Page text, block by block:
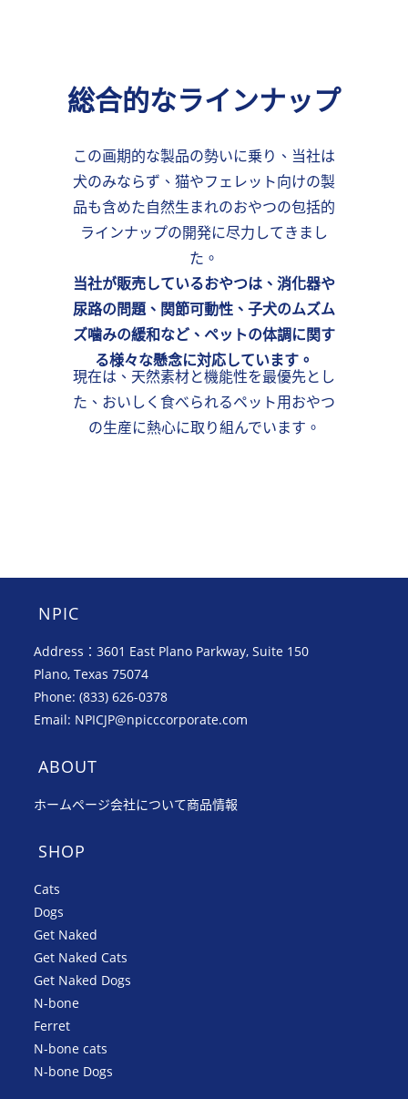
総合的なラインナップ
この画期的な製品の勢いに乗り、当社は
犬のみならず、猫やフェレット向けの製
品も含めた自然生まれのおやつの包括的
ラインナップの開発に尽力してきまし
た。
当社が販売しているおやつは、消化器や
尿路の問題、関節可動性、子犬のムズム
ズ噛みの緩和など、ペットの体調に関す
る様々な懸念に対応しています。
現在は、天然素材と機能性を最優先とし
た、おいしく食べられるペット用おやつ
の生産に熱心に取り組んでいます。
NPIC
Address：3601 East Plano Parkway, Suite 150
Plano, Texas 75074
Phone: (833) 626-0378
Email: NPICJP@npicccorporate.com
ABOUT
ホームページ会社について商品情報
SHOP
Cats
Dogs
Get Naked
Get Naked Cats
Get Naked Dogs
N-bone
Ferret
N-bone cats
N-bone Dogs